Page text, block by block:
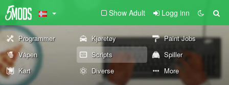
Show Adult Logg inn
Programmer Kjøretøy
Paint Jobs
Våpen
Scripts
Spiller
Kart
Diverse More